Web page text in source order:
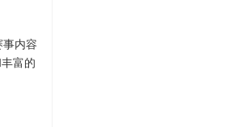
内容
富的